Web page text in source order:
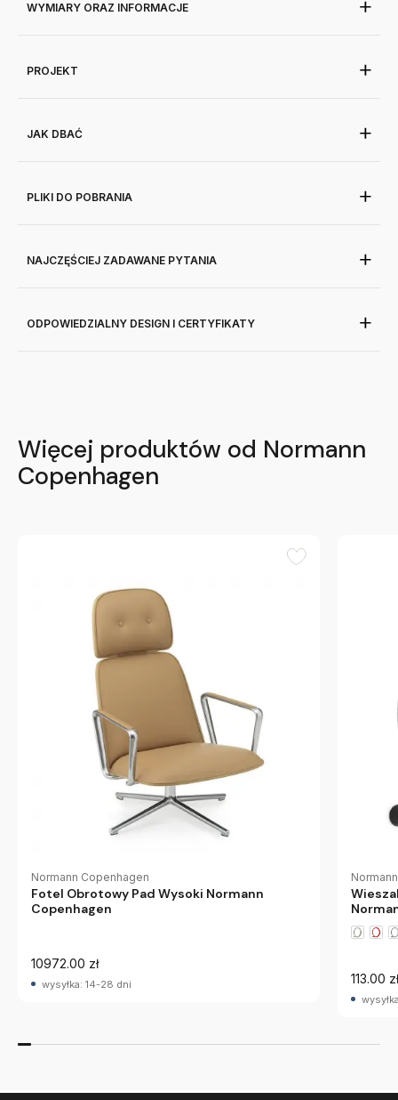
WYMIARY ORAZ INFORMACJE
PROJEKT
JAK DBAĆ
PLIKI DO POBRANIA
NAJCZĘŚCIEJ ZADAWANE PYTANIA
ODPOWIEDZIALNY DESIGN I CERTYFIKATY
Więcej produktów od Normann
Copenhagen
Normann Copenhagen
Fotel Obrotowy Pad Wysoki Normann
Copenhagen
10972.00 zł
wysyłka: 14-28 dni 113.00 zł